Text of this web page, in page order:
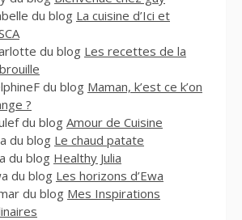
du blog La cuisine d’Ici et
du blog Les recettes de la
du blog Maman, k’est ce k’on
?
du blog Amour de Cuisine
du blog Le chaud patate
du blog Healthy Julia
du blog Les horizons d’Ewa
du blog Mes Inspirations